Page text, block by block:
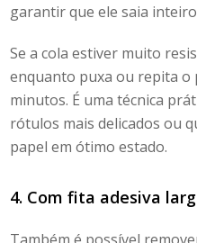
garantir que ele saia
Se a cola estiver muito
enquanto puxa ou repita o
minutos. É uma técnica
rótulos mais delicados ou
papel em ótimo estado.
4. Com fita adesiva